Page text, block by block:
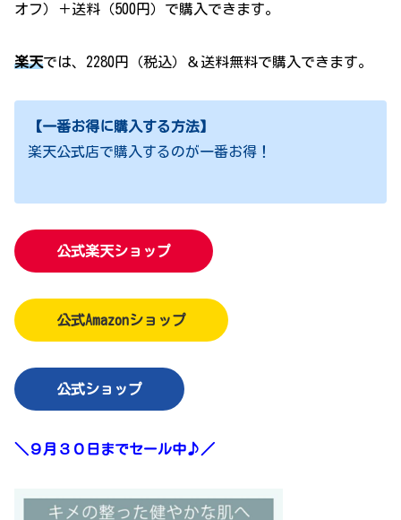
オフ）＋送料（500円）で購入できます。
楽天では、2280円（税込）＆送料無料で購入できます。
【一番お得に購入する方法】
楽天公式店で購入するのが一番お得！
公式楽天ショップ
公式Amazonショップ
公式ショップ
＼９月３０日までセール中♪／